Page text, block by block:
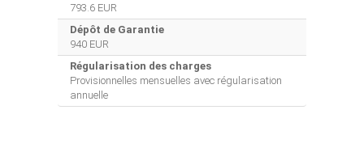
793.6 EUR
Dépôt de Garantie
940 EUR
Régularisation des charges
Provisionnelles mensuelles avec régularisation
annuelle